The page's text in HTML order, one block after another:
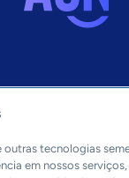
outras tecnologias
em nossos